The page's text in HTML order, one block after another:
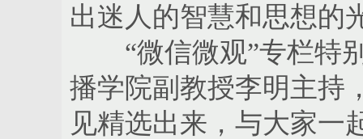
出迷人的智慧和思想的
“微信微观”专栏特别
播学院副教授李明主持
见精选出来，与大家一